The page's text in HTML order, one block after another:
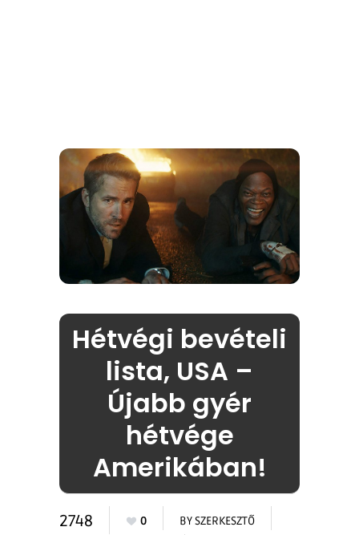
Hétvégi bevételi
lista, USA –
Újabb gyér
hétvége
Amerikában!
2748 0 BYSZERKESZTŐ